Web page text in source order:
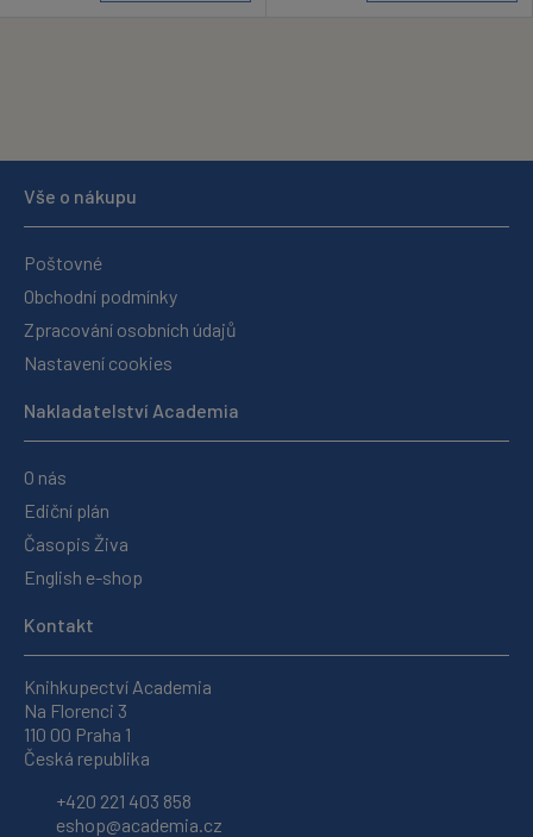
Vše o nákupu
Poštovné
Obchodní podmínky
Zpracování osobních údajů
Nastavení cookies
Nakladatelství Academia
O nás
Ediční plán
Časopis Živa
English e-shop
Kontakt
Knihkupectví Academia
Na Florenci 3
110 00 Praha 1
Česká republika
+420 221 403 858
eshop@academia.cz